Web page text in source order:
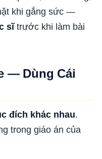
khi gắng sức —
sĩtrước khi làm bài
— Dùng Cái
đích khác nhau.
trong giáo án của